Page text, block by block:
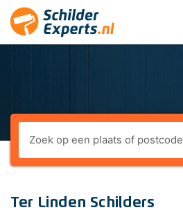
Ter Linden Schilders